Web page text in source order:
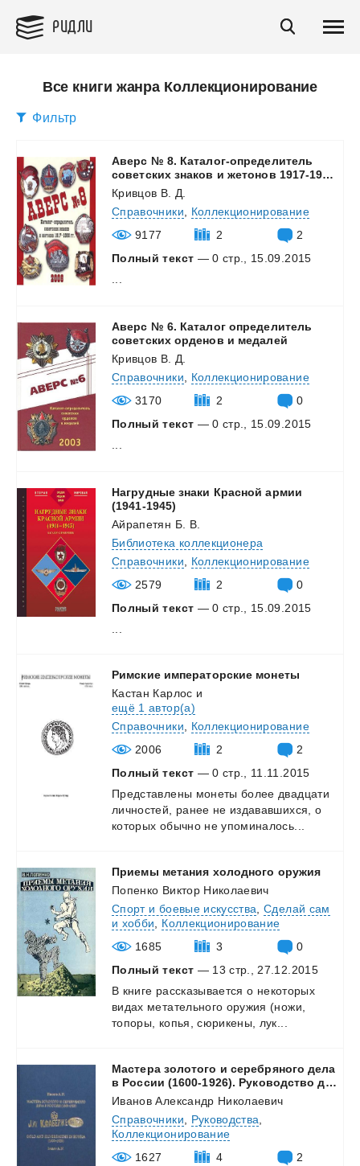
РИДЛИ
Все книги жанра Коллекционирование
Фильтр
Аверс № 8. Каталог-определитель
советских знаков и жетонов 1917-1980 г.г.
Кривцов В. Д.
Справочники
Коллекционирование
9177
2
2
Полный текст — 0 стр., 15.09.2015
Аверс № 6. Каталог определитель
советских орденов и медалей
Кривцов В. Д.
Справочники
Коллекционирование
3170
2
0
Полный текст — 0 стр., 15.09.2015
Нагрудные знаки Красной армии
(1941-1945)
Айрапетян Б. В.
Библиотека коллекционера
Справочники
Коллекционирование
2579
2
0
Полный текст — 0 стр., 15.09.2015
Римские императорские монеты
Кастан Карлос и
ещё 1 автор(а)
Справочники
Коллекционирование
2006
2
2
Полный текст — 0 стр., 11.11.2015
Представлены монеты более двадцати
личностей,
ранее не издававшихся,
о
которых обычно не упоминалось...
Приемы метания холодного оружия
Попенко Виктор Николаевич
Спорт и боевые искусства ,Сделай сам
и хобби
Коллекционирование
1685
3
0
Полный текст — 13 стр., 27.12.2015
В книге рассказывается о некоторых
видах метательного оружия (ножи,
топоры,
копья, сюрикены, лук...
Мастера золотого и серебряного дела
в России (1600-1926). Руководство для экспертов-искусствоведов в 2-х томах (2-й том)
Иванов Александр Николаевич
Справочники
Руководства
Коллекционирование
1627
4
2